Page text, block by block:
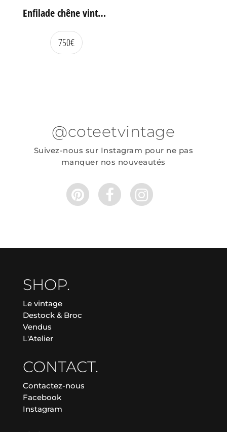
Enfilade chêne vintage portes coulissantes
750€
@coteetvintage
Suivez-nous sur Instagram pour ne pas
manquer nos nouveautés
SHOP.
Le vintage
Destock & Broc
Vendus
L'Atelier
CONTACT.
Contactez-nous
Facebook
Instagram